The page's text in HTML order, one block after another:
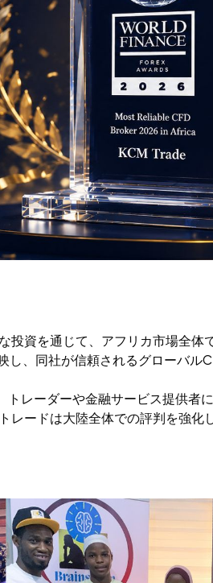
投資を通じて、アフリカ市場全体
、同社が信頼されるグローバル
レーダーや金融サービス提供者
ードは大陸全体での評判を強